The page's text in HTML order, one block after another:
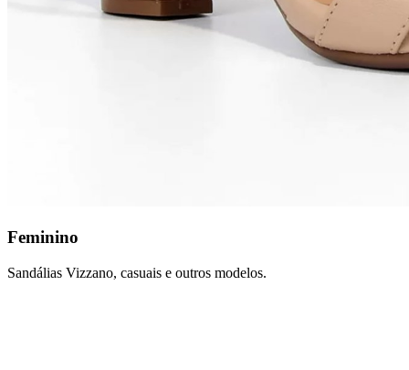
Feminino
Sandálias Vizzano, casuais e outros modelos.